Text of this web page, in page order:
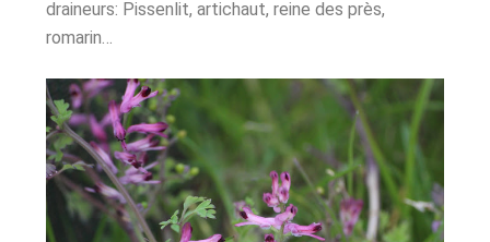
draineurs: Pissenlit, artichaut, reine des près,
romarin…